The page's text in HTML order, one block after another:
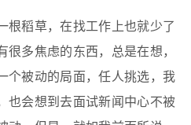
根稻草，在找工作上也就少了
很多焦虑的东西，总是在想，
个被动的局面，任人挑选，我
也会想到去面试新闻中心不被